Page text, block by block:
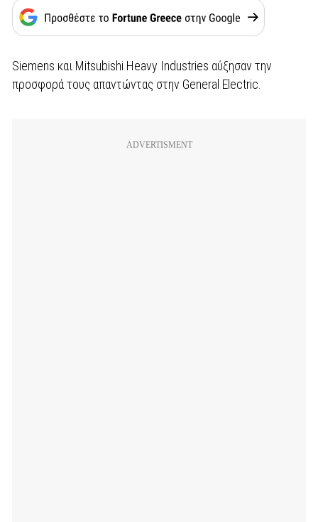
Siemens και Mitsubishi Heavy Industries αύξησαν την
προσφορά τους απαντώντας στην General Electric.